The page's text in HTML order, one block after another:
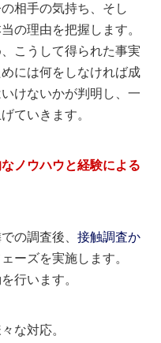
相手の気持ち、そし
の理由を把握します。
こうして得られた事実
には何をしなければ成
けないかが判明し、一
ていきます。
ノウハウと経験による
の調査後、接触調査か
ーズを実施します。
行います。
な対応。